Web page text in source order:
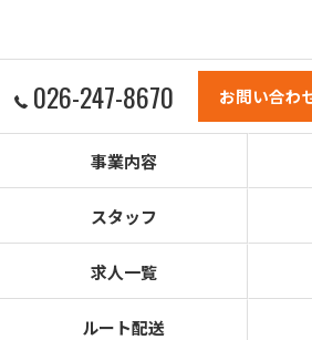
026-247-8670 お問い合わ
事業内容
スタッフ
求人一覧
ルート配送